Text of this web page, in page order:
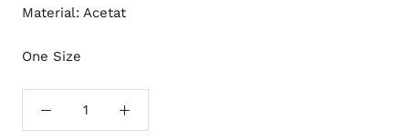
Material: Acetat
One Size